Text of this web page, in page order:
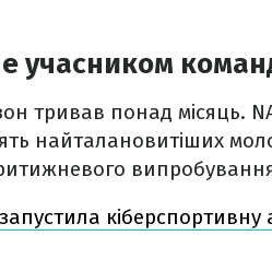
учасником
тривав понад місяць.
найталановитіших